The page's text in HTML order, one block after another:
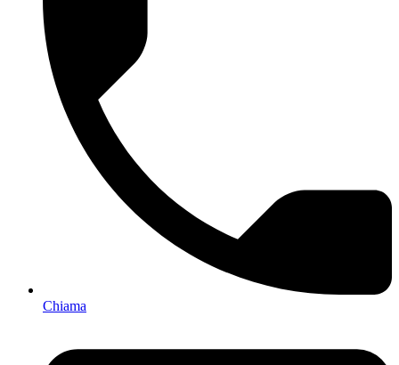
Chiama